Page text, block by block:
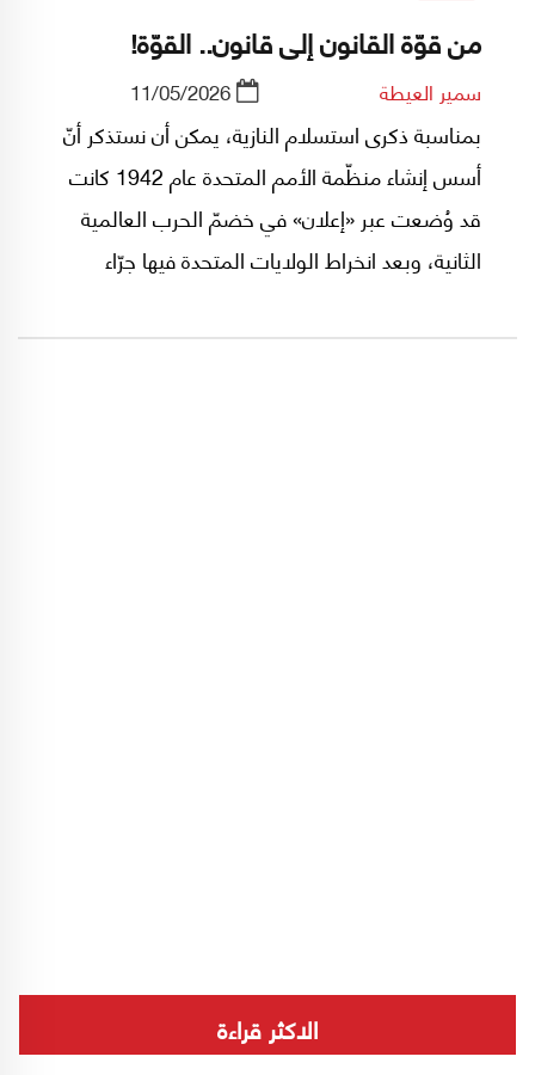
من قوّة القانون إلى قانون.. القوّة!
سمير العيطة 11/05/2026
بمناسبة ذكرى استسلام النازية، يمكن أن نستذكر أنّ
أسس إنشاء منظّمة الأمم المتحدة عام 1942 كانت
قد وُضعت عبر «إعلان» في خضمّ الحرب العالمية
الثانية، وبعد انخراط الولايات المتحدة فيها جرّاء
اقتراح الرئيس الأميركي روزفلت، تمّ استخدام تعبير
الاكثر قراءة